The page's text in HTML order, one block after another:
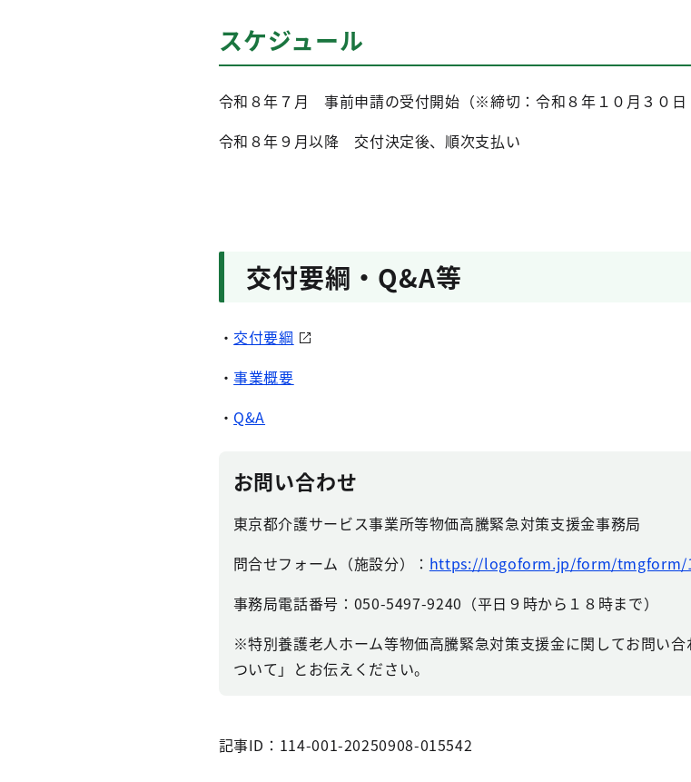
スケジュール
令和８年７月 事前申請の受付開始（※締切：令和８年１０月３０日
令和８年９月以降 交付決定後、順次支払い
交付要綱・Q&A等
・ 交付要綱
・事業概要
・ Q&A
お問い合わせ
東京都介護サービス事業所等物価高騰緊急対策支援金事務局
問合せフォーム（施設分）： https://logoform.jp/form/tmgform/
事務局電話番号：050-5497-9240（平日９時から１８時まで）
※特別養護老人ホーム等物価高騰緊急対策支援金に関してお問い
ついて」とお伝えください。
記事ID：114-001-20250908-015542